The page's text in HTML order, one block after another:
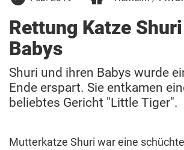
Rettung Katze
Babys
Shuri und ihren Babys wurde
Ende erspart. Sie entkamen
beliebtes Gericht "Little Tiger".
Mutterkatze Shuri war eine